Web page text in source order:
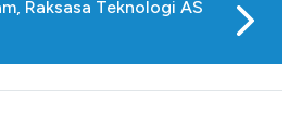
Raksasa Teknologi AS